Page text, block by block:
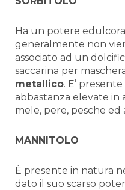
Ha un potere
generalmente non
associato ad un
saccarina per
metallico. E’
abbastanza elevate
mele, pere, pesche ed
MANNITOLO
È presente in natura
dato il suo scarso